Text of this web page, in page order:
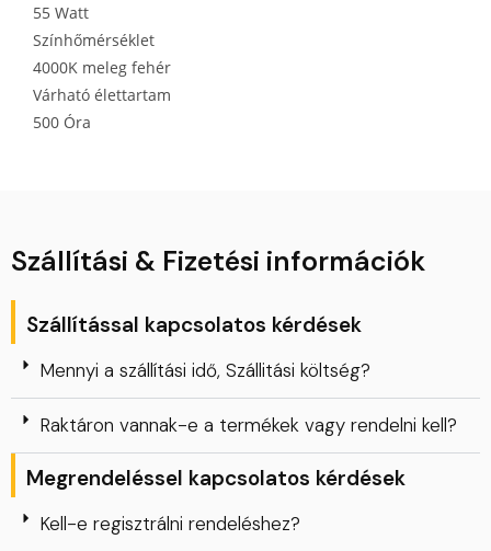
55 Watt
Színhőmérséklet
4000K meleg fehér
Várható élettartam
500 Óra
Szállítási & Fizetési információk
Szállítással kapcsolatos kérdések
Mennyi a szállítási idő, Szállitási költség?
Raktáron vannak-e a termékek vagy rendelni kell?
Megrendeléssel kapcsolatos kérdések
Kell-e regisztrálni rendeléshez?